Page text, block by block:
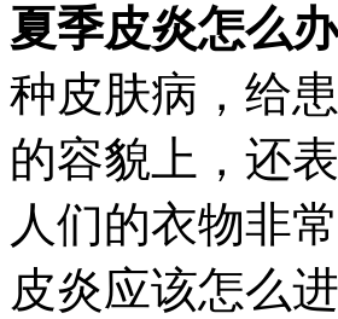
夏季皮炎怎么
种皮肤病，给
的容貌上，还
人们的衣物非
皮炎应该怎么